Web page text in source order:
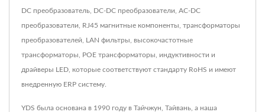
DC преобразователь, DC-DC преобразователи, AC-DC
преобразователи, RJ45 магнитные компоненты, трансформаторы
преобразователей, LAN фильтры, высокочастотные
трансформаторы, POE трансформаторы, индуктивности и
драйверы LED, которые соответствуют стандарту RoHS и имеют
внедренную ERP систему.
YDS была основана в 1990 году в Тайчжун, Тайвань, а наша